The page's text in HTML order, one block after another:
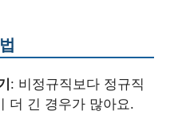
: 비정규직보다 정규직
더 긴 경우가 많아요.